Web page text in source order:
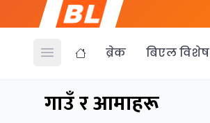
Open menu ब्रेक बिएल विशेष
गाउँ र आमाहरू